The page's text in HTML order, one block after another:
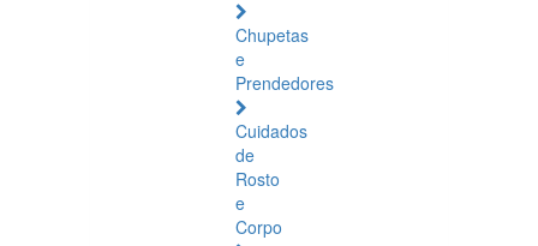
Chupetas
e
Prendedores
Cuidados
de
Rosto
e
Corpo